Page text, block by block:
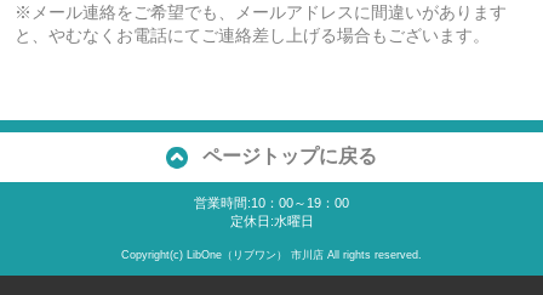
※メール連絡をご希望でも、メールアドレスに間違いがあります
と、やむなくお電話にてご連絡差し上げる場合もございます。
ページトップに戻る
営業時間:10：00～19：00
定休日:水曜日
Copyright(c) LibOne（リブワン） 市川店 All rights reserved.